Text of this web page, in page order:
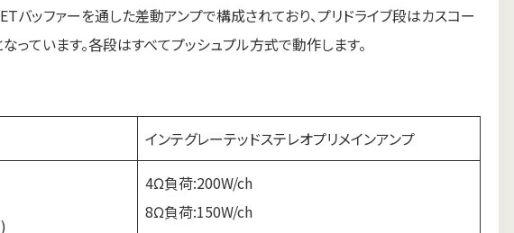
バッファーを通した差動アンプで構成されており、プリドライブ段はカスコー
っています。各段はすべてプッシュプル方式で動作します。
インテグレーテッドステレオプリメインアンプ
4Ω負荷:200W/ch
8Ω負荷:150W/ch